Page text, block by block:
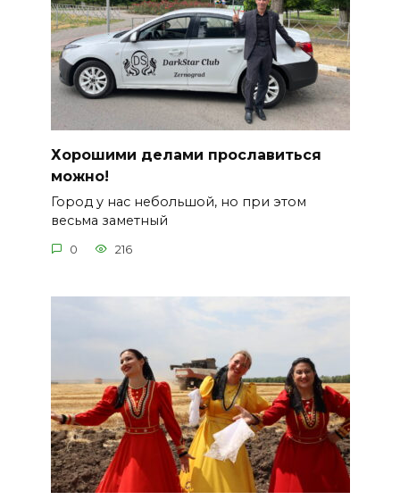
Хорошими делами прославиться
можно!
Город у нас небольшой, но при этом
весьма заметный
0 216